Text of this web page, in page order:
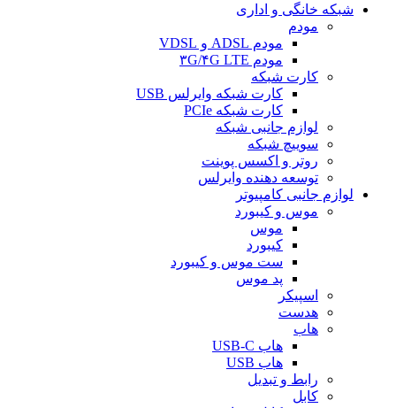
شبکه خانگی و اداری
مودم
مودم ADSL و VDSL
مودم ۳G/۴G LTE
کارت شبکه
کارت شبکه وایرلس USB
کارت شبکه PCIe
لوازم جانبی شبکه
سوییچ شبکه
روتر و اکسس پوینت
توسعه دهنده وایرلس
لوازم جانبی کامپیوتر
موس و کیبورد
موس
کیبورد
ست موس و کیبورد
پد موس
اسپیکر
هدست
هاب
هاب USB-C
هاب USB
رابط و تبدیل
کابل